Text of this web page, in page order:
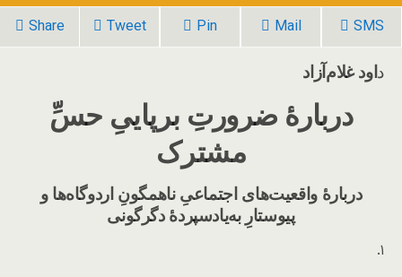
Share Tweet Pin Mail
SMS
داود غلام‌آزاد
دربارهٔ ضرورتِ برپاییِ حسِّ
مشترک
دربارهٔ واقعیت‌های اجتماعیِ ناهمگونِ اردوگاه‌ها و
پیوستارِ به‌یاد‌سپردهٔ دگرگونی
۱.